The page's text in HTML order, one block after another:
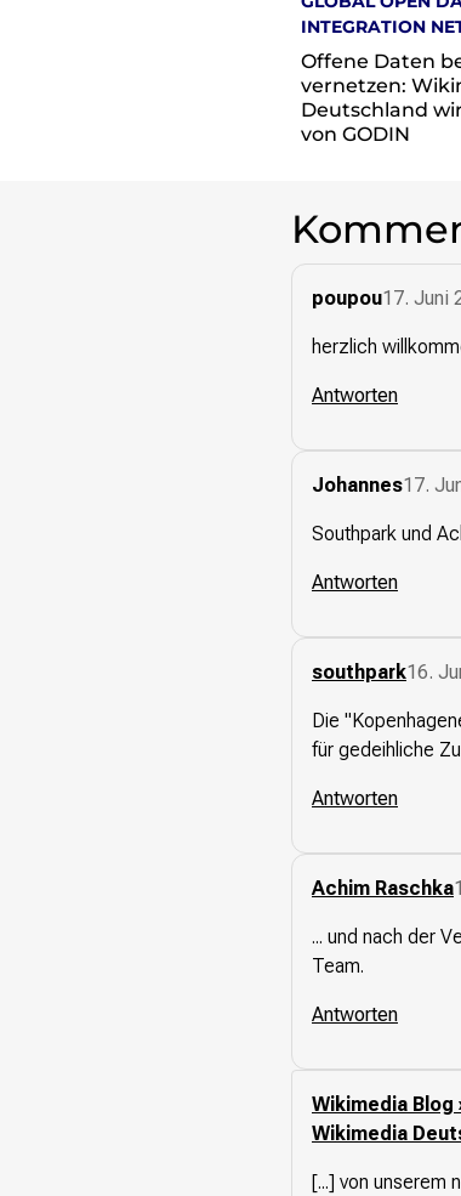
INTEGRATION
Offene Daten
vernetzen:
Deutschland
von GODIN
poupou17. Juni
herzlich
Antworten
Johannes17.
Southpark und
Antworten
southpark16.
Die
für gedeihliche
Antworten
Achim Raschka
... und nach der
Team.
Antworten
Wikimedia
Wikimedia
[...] von unserem